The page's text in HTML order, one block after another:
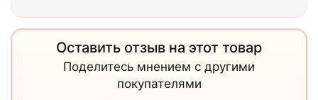
Оставить отзыв на этот товар
Поделитесь мнением с другими
покупателями